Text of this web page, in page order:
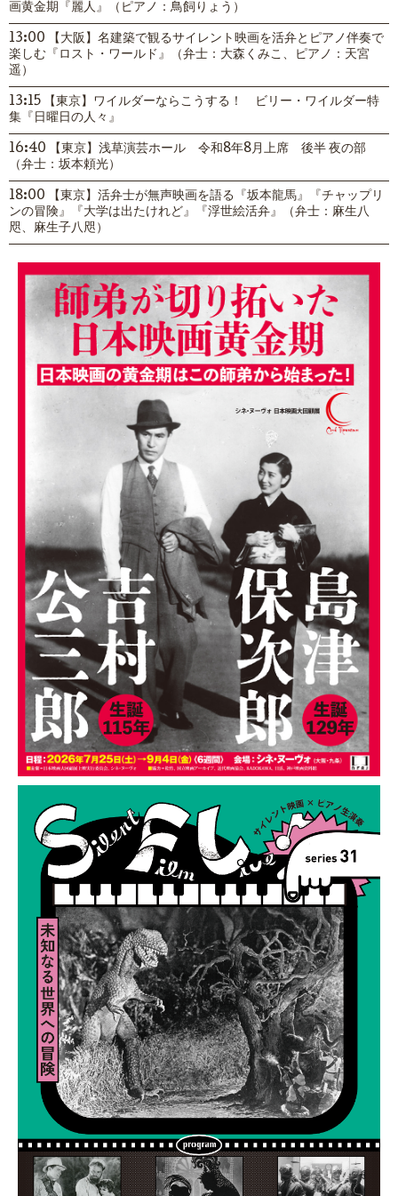
画黄金期『麗人』（ピアノ：鳥飼りょう）
13:00 【大阪】名建築で観るサイレント映画を活弁とピアノ伴奏で
楽しむ『ロスト・ワールド』（弁士：大森くみこ、ピアノ：天宮
遥）
13:15 【東京】ワイルダーならこうする！ ビリー・ワイルダー特
集『日曜日の人々』
16:40 【東京】浅草演芸ホール 令和8年8月上席 後半 夜の部
（弁士：坂本頼光）
18:00 【東京】活弁士が無声映画を語る『坂本龍馬』『チャップリ
ンの冒険』『大学は出たけれど』『浮世絵活弁』（弁士：麻生八
咫、麻生子八咫）